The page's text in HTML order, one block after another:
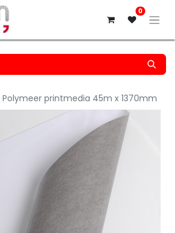
0
Polymeer printmedia 45m x 1370mm